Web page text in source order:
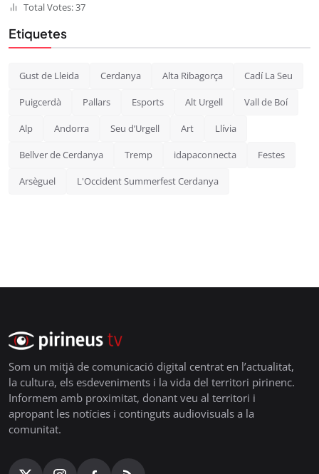
Total Votes: 37
Etiquetes
Gust de Lleida Cerdanya Alta Ribagorça Cadí La Seu
Puigcerdà Pallars Esports Alt Urgell Vall de Boí
Alp Andorra Seu d’Urgell Art Llívia
Bellver de Cerdanya Tremp idapaconnecta Festes
Arsèguel L'Occident Summerfest Cerdanya
Som un mitjà de comunicació digital centrat en l’actualitat,
la cultura, els esdeveniments i la vida del territori pirinenc.
Informem amb proximitat, donant veu al territori i
apropant les notícies i continguts audiovisuals a la
comunitat.